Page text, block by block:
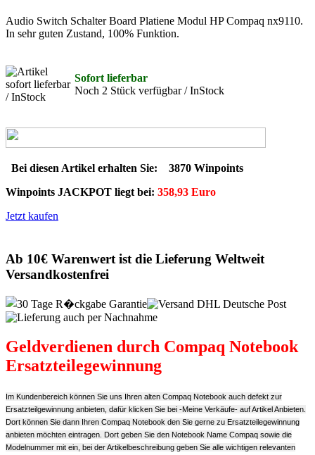
Audio Switch Schalter Board Platiene Modul HP Compaq nx9110.
In sehr guten Zustand, 100% Funktion.
Sofort lieferbar
Noch 2 Stück verfügbar / InStock
Bei diesen Artikel erhalten Sie:
3870 Winpoints
Winpoints JACKPOT liegt bei: 358,93 Euro
Jetzt kaufen
Ab 10€ Warenwert ist die Lieferung Weltweit
Versandkostenfrei
Geldverdienen durch Compaq Notebook
Ersatzteilegewinnung
Im Kundenbereich können Sie uns Ihren alten Compaq Notebook auch defekt zur
Ersatzteilgewinnung anbieten, dafür klicken Sie bei -Meine Verkäufe- auf Artikel Anbieten.
Dort können Sie dann Ihren Compaq Notebook den Sie gerne zu Ersatzteilegewinnung
anbieten möchten eintragen. Dort geben Sie den Notebook Name Compaq sowie die
Modelnummer mit ein, bei der Artikelbeschreibung geben Sie alle wichtigen relevanten